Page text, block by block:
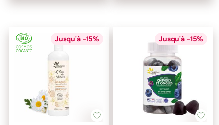
Jusqu'à -15% Jusqu'à -15%